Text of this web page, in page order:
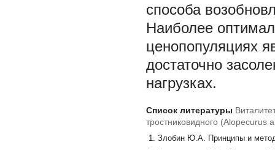
способа
Наиболее
ценопопуляциях
достаточно
нагрузках.
Список литературы
тростниковидного (Alopecurus
Злобин Ю.А. Принципы и